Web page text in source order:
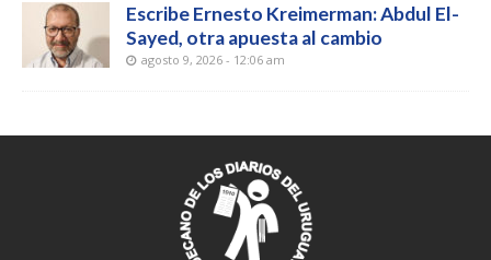
Escribe Ernesto Kreimerman: Abdul El-
Sayed, otra apuesta al cambio
agosto 9, 2026 - 12:06 am